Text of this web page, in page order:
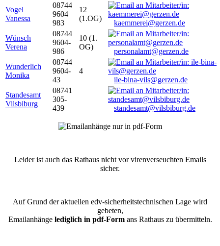
Vogel
Vanessa
08744
9604
983
12
(1.OG)
kaemmerei@gerzen.de
Wünsch
Verena
08744
9604-
986
10 (1.
OG)
personalamt@gerzen.de
Wunderlich
Monika
08744
9604-
43
4
ile-bina-vils@gerzen.de
Standesamt
Vilsbiburg
08741
305-
439
standesamt@vilsbiburg.de
Leider ist auch das Rathaus nicht vor virenverseuchten Emails
sicher.
Auf Grund der aktuellen edv-sicherheitstechnischen Lage wird
gebeten,
Emailanhänge lediglich in pdf-Formans Rathaus zu übermitteln.